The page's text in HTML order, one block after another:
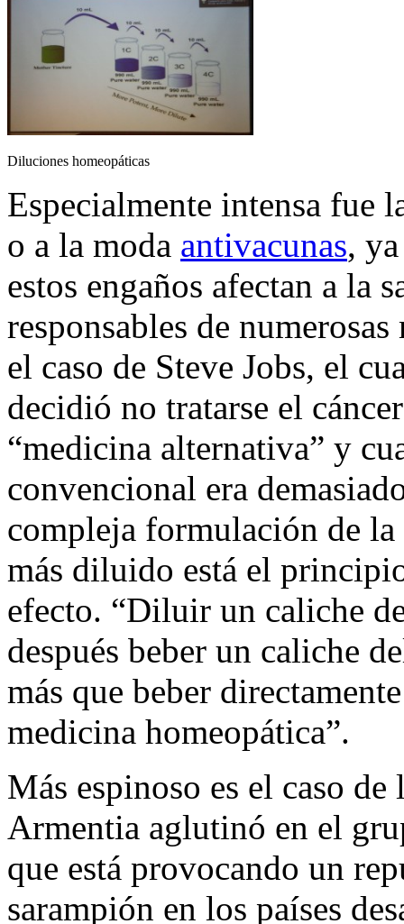
Diluciones homeopáticas
Especialmente intensa fue
o a la moda antivacunas,
estos engaños afectan a la
responsables de
el caso de Steve Jobs, el
decidió no tratarse el
“medicina alternativa” y
convencional era
compleja formulación de
más diluido está el
efecto. “Diluir un caliche
después beber un caliche
más que beber
medicina homeopática”.
Más espinoso es el caso
Armentia aglutinó en el
que está provocando un
sarampión en los países